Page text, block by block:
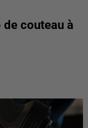
couteau à